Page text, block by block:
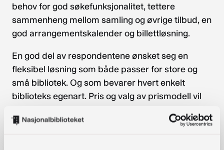
behov for god søkefunksjonalitet, tettere
sammenheng mellom samling og øvrige tilbud, en
god arrangementskalender og billettløsning.
En god del av respondentene ønsket seg en
fleksibel løsning som både passer for store og
små bibliotek. Og som bevarer hvert enkelt
biblioteks egenart. Pris og valg av prismodell vil
legger vekt på viktigheten av å involvere publikum